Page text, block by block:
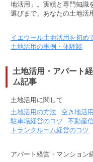
地活用」。実績と専門知識
選びまで、あなたの土地活
イエウール土地活用を初め
土地活用の事例・体験談
土地活用・アパート
ム記事
土地活用に関して
土地活用の方法
空き地活
駐車場経営のコツ
不動産
トランクルーム経営のコツ
アパート経営・マンション